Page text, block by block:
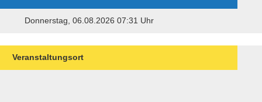
Donnerstag, 06.08.2026 07:31 Uhr
Veranstaltungsort